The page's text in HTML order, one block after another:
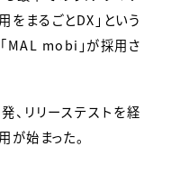
をまるごとDX」という
MAL mobi」が採用さ
、リリーステストを経
始まった。